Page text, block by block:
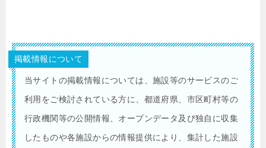
掲載情報について
当サイトの掲載情報については、施設等のサービスのご
利用をご検討されている方に、都道府県、市区町村等の
行政機関等の公開情報、オープンデータ及び独自に収集
したものや各施設からの情報提供により、集計した施設